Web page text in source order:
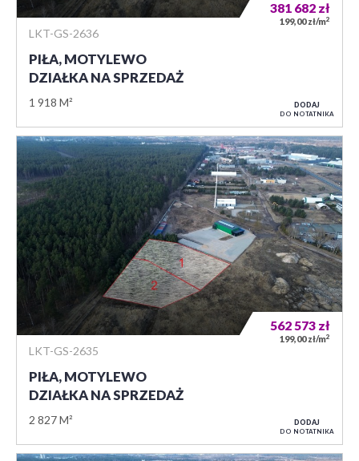
LKT-GS-2636
PIŁA, MOTYLEWO
DZIAŁKA NA SPRZEDAŻ
1 918 M²
381 682 zł
199,00 zł/m2
DODAJ
DO NOTATNIKA
LKT-GS-2635
PIŁA, MOTYLEWO
DZIAŁKA NA SPRZEDAŻ
2 827 M²
562 573 zł
199,00 zł/m2
DODAJ
DO NOTATNIKA